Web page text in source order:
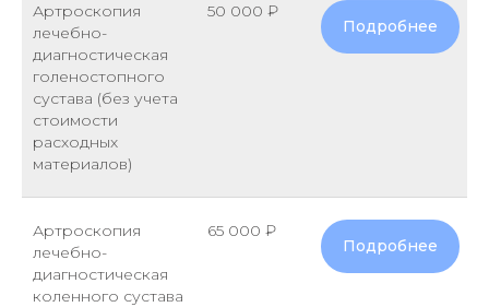
Артроскопия
лечебно-
диагностическая
голеностопного
сустава (без учета
стоимости
расходных
материалов)
50 000 ₽
Подробнее
Артроскопия
лечебно-
диагностическая
коленного сустава
65 000 ₽
Подробнее